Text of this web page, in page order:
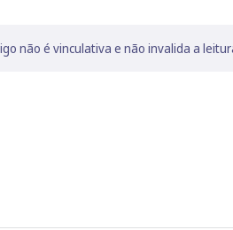
não é vinculativa e não invalida a